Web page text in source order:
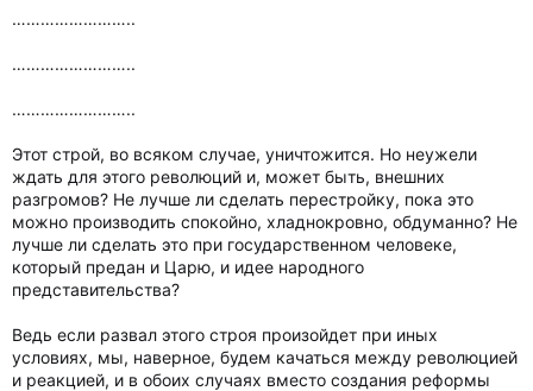
……………………..
……………………..
……………………..
Этот строй, во всяком случае, уничтожится. Но неужели
ждать для этого революций и, может быть, внешних
разгромов? Не лучше ли сделать перестройку, пока это
можно производить спокойно, хладнокровно, обдуманно? Не
лучше ли сделать это при государственном человеке,
который предан и Царю, и идее народного
представительства?
Ведь если развал этого строя произойдет при иных
условиях, мы, наверное, будем качаться между революцией
и реакцией, и в обоих случаях вместо создания реформы